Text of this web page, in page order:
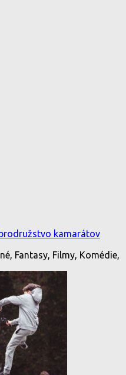
kamarátov
Fantasy, Filmy, Komédie,